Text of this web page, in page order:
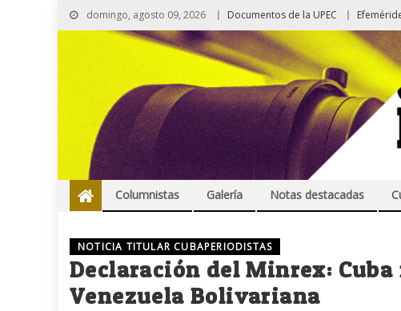
domingo, agosto 09, 2026 Documentos de la UPEC
Columnistas Galería Notas destacadas
NOTICIA TITULAR CUBAPERIODISTAS
Declaración del Minrex:
Venezuela Bolivariana